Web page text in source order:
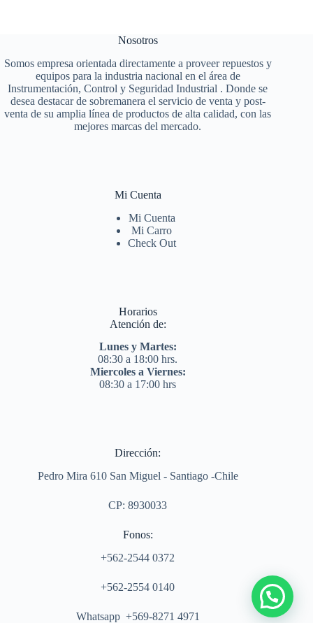
Nosotros
Somos empresa orientada directamente a proveer repuestos y
equipos para la industria nacional en el área de
Instrumentación, Control y Seguridad Industrial . Donde se
desea destacar de sobremanera el servicio de venta y post-
venta de su amplia línea de productos de alta calidad, con las
mejores marcas del mercado.
Mi Cuenta
Mi Cuenta
Mi Carro
Check Out
Horarios
Atención de:
Lunes y Martes:
08:30 a 18:00 hrs.
Miercoles a Viernes:
08:30 a 17:00 hrs
Dirección:
Pedro Mira 610 San Miguel - Santiago -Chile
CP: 8930033
Fonos:
+562-2544 0372
+562-2554 0140
Whatsapp +569-8271 4971